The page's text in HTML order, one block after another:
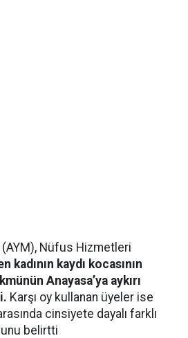
Nüfus Hizmetleri
kadının kaydı kocasının
Anayasa’ya aykırı
Karşı oy kullanan üyeler ise
cinsiyete dayalı farklı
belirtti